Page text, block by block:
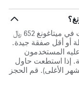
في المتوسط ، تبلغ تكلفة إيجارات العطلات في ميتاغونغ 652 ﷼
سعر 645 ﷼ لكل ليلة أو أقل صفقة جيدة.
المستخدمون
كان مقابل 377 ﷼ لليلة. إذا استطعت حاول
الأغلى). قم الحجز